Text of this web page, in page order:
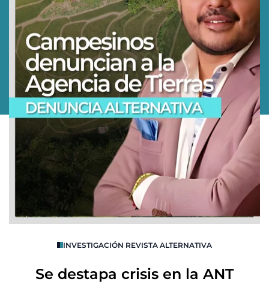
INVESTIGACIÓN REVISTA ALTERNATIVA
Se destapa crisis en la ANT